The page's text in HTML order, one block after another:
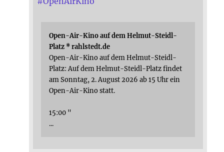
Open-Air-Kino auf dem Helmut-Steidl-
Platz * rahlstedt.de
Open-Air-Kino auf dem Helmut-Steidl-
Platz: Auf dem Helmut-Steidl-Platz findet
am Sonntag, 2. August 2026 ab 15 Uhr ein
Open-Air-Kino statt.
15:00 "
...